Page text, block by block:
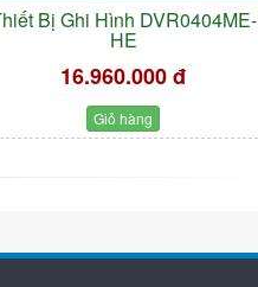
Bị Ghi Hình DVR0404ME-
HE
16.960.000 đ
Giỏ hàng